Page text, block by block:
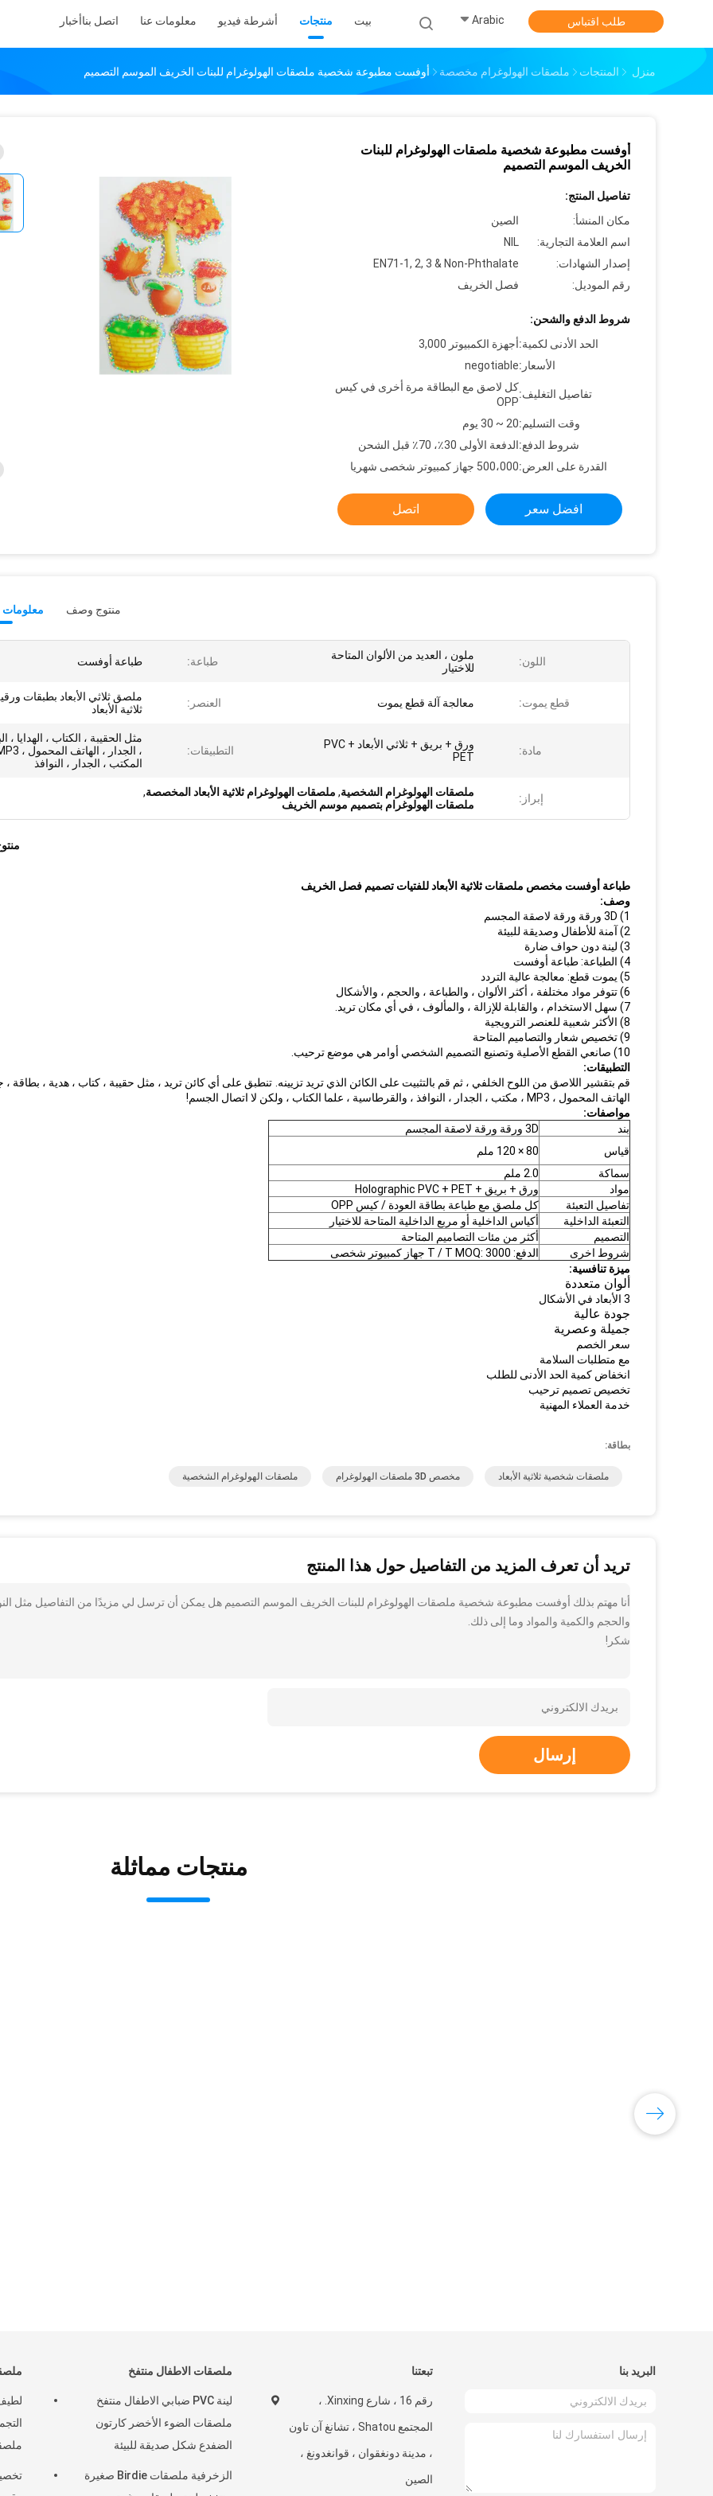
بيت منتجات أشرطة فيديو معلومات عنا اتصل بناأخبار Arabic طلب اقتباس
منزل المنتجات ملصقات الهولوغرام مخصصة أوفست مطبوعة شخصية ملصقات الهولوغرام للبنات الخريف الموسم التصميم
أوفست مطبوعة شخصية ملصقات الهولوغرام للبنات
الخريف الموسم التصميم
تفاصيل المنتج:
مكان المنشأ:
الصين
اسم العلامة التجارية:
NIL
إصدار الشهادات:
EN71-1, 2, 3 & Non-Phthalate
رقم الموديل:
فصل الخريف
شروط الدفع والشحن:
الحد الأدنى لكمية:أجهزة الكمبيوتر 3,000
الأسعار:negotiable
تفاصيل التغليف:
كل لاصق مع البطاقة مرة أخرى في كيس
OPP
وقت التسليم:20 ~ 30 يوم
شروط الدفع:الدفعة الأولى 30٪، 70٪ قبل الشحن
القدرة على العرض:500،000 جهاز كمبيوتر شخصى شهريا
افضل سعر اتصل
معلومات منتوج وصف
اللون:
ملون ، العديد من الألوان المتاحة
للاختيار
طباعة: طباعة أوفست
قطع يموت: معالجة آلة قطع يموت العنصر:
ملصق ثلاثي الأبعاد بطبقات
ثلاثية الأبعاد
مادة:
ورق + بريق + ثلاثي الأبعاد PVC +
PET
التطبيقات:
مثل الحقيبة ، الكتاب ، الهدايا ،
المكتب ، الجدار ، النوافذ
إبراز: ملصقات الهولوغرام الشخصية, ملصقات الهولوغرام ثلاثية الأبعاد المخصصة,
ملصقات الهولوغرام بتصميم موسم الخريف
طباعة أوفست مخصص ملصقات ثلاثية الأبعاد للفتيات تصميم فصل الخريف
وصف:
1) 3D ورقة ورقة لاصقة المجسم
2) آمنة للأطفال وصديقة للبيئة
3) لينة دون حواف ضارة
4) الطباعة: طباعة أوفست
5) يموت قطع: معالجة عالية التردد
6) تتوفر مواد مختلفة ، أكثر الألوان ، والطباعة ، والحجم ، والأشكال
7) سهل الاستخدام ، والقابلة للإزالة ، والمألوف ، في أي مكان تريد.
8) الأكثر شعبية للعنصر الترويجية
9) تخصيص شعار والتصاميم المتاحة
10) صانعي القطع الأصلية وتصنيع التصميم الشخصي أوامر هي موضع ترحيب.
التطبيقات:
قم بتقشير اللاصق من اللوح الخلفي ، ثم قم بالتثبيت على الكائن الذي تريد تزيينه. تنطبق على أي كائن تريد ، مثل حقيبة ، كتاب ، هدية ، بطاقة ،
الهاتف المحمول ، MP3 ، مكتب ، الجدار ، النوافذ ، والقرطاسية ، علما الكتاب ، ولكن لا اتصال الجسم!
مواصفات:
بند
3D ورقة ورقة لاصقة المجسم
قياس
80 × 120 ملم
سماكة
2.0 ملم
مواد
ورق + بريق + Holographic PVC + PET
تفاصيل التعبئة
كل ملصق مع طباعة بطاقة العودة / كيس OPP
التعبئة الداخلية
أكياس الداخلية أو مربع الداخلية المتاحة للاختيار
التصميم
أكثر من مئات التصاميم المتاحة
شروط اخرى
الدفع: T / T MOQ: 3000 جهاز كمبيوتر شخصى
ميزة تنافسية:
ألوان متعددة
3 الأبعاد في الأشكال
جودة عالية
جميلة وعصرية
سعر الخصم
مع متطلبات السلامة
انخفاض كمية الحد الأدنى للطلب
تخصيص تصميم ترحيب
خدمة العملاء المهنية
بطاقة:
ملصقات شخصية ثلاثية الأبعاد مخصص 3D ملصقات الهولوغرام ملصقات الهولوغرام الشخصية
تريد أن تعرف المزيد من التفاصيل حول هذا المنتج
أنا مهتم بذلك أوفست مطبوعة شخصية ملصقات الهولوغرام للبنات الخريف الموسم التصميم هل يمكن أن ترسل لي مزيدًا من التفاصيل مثل
والحجم والكمية والمواد وما إلى ذلك.
شكر!
إرسال
منتجات مماثلة
ملصقات الاطفال منتفخ
لينة PVC ضبابي الاطفال منتفخ
ملصقات الضوء الأخضر كارتون
الضفدع شكل صديقة للبيئة
الزخرفية ملصقات Birdie صغيرة
تبعتنا
رقم 16 ، شارع Xinxing. ،
المجتمع Shatou ، تشانغ آن تاون
، مدينة دونغقوان ، قوانغدونغ ،
الصين
البريد بنا